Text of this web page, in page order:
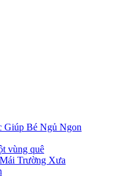
Giúp Bé Ngủ Ngon
vùng quê
Trường Xưa